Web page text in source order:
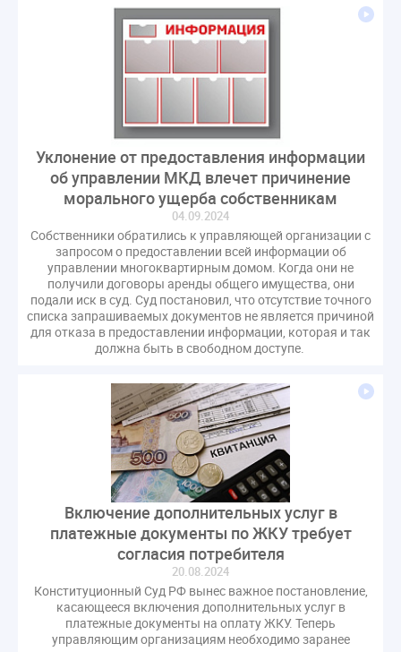
Уклонение от предоставления информации
об управлении МКД влечет причинение
морального ущерба собственникам
04.09.2024
Собственники обратились к управляющей организации с
запросом о предоставлении всей информации об
управлении многоквартирным домом. Когда они не
получили договоры аренды общего имущества, они
подали иск в суд. Суд постановил, что отсутствие точного
списка запрашиваемых документов не является причиной
для отказа в предоставлении информации, которая и так
должна быть в свободном доступе.
Включение дополнительных услуг в
платежные документы по ЖКУ требует
согласия потребителя
20.08.2024
Конституционный Суд РФ вынес важное постановление,
касающееся включения дополнительных услуг в
платежные документы на оплату ЖКУ. Теперь
управляющим организациям необходимо заранее